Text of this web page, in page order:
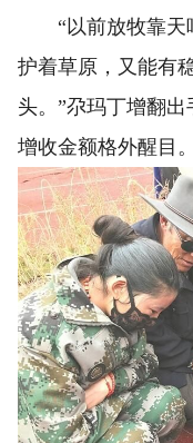
“以前放牧靠天
护着草原，又能有
头。”尕玛丁增翻
增收金额格外醒目。